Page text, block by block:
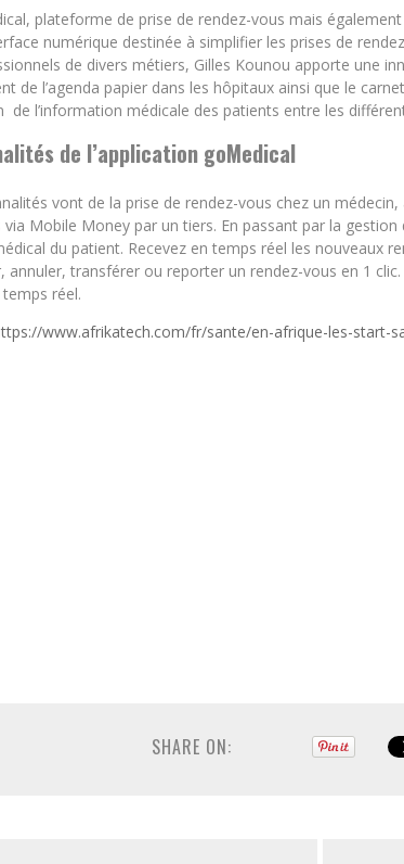
plateforme de prise de rendez-vous mais
numérique destinée à simplifier les prises de
de divers métiers, Gilles Kounou apporte une
de l’agenda papier dans les hôpitaux ainsi que le
de l’information médicale des patients entre les
de l’application goMedical
vont de la prise de rendez-vous chez un
Mobile Money par un tiers. En passant par la gestion
du patient. Recevez en temps réel les nouveaux
annuler, transférer ou reporter un rendez-vous en 1
réel.
www.afrikatech.com/fr/sante/en-afrique-les-start-
SHARE ON: